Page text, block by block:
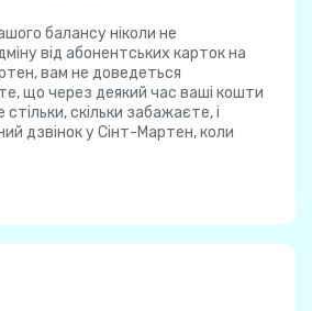
балансу ніколи не
від абонентських карток на
вам не доведеться
що через деякий час ваші кошти
скільки забажаєте, і
дзвінок у Сінт-Мартен, коли